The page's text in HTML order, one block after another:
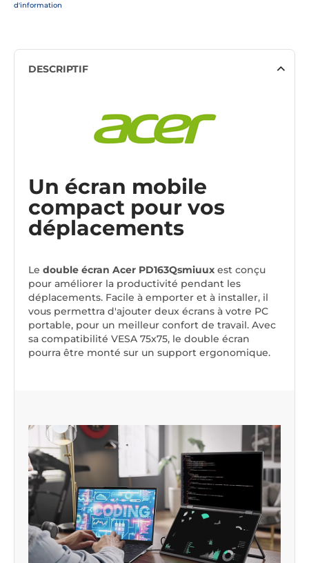
d'information
DESCRIPTIF
Un écran mobile
compact pour vos
déplacements
Le double écran Acer PD163Qsmiuux est conçu
pour améliorer la productivité pendant les
déplacements. Facile à emporter et à installer, il
vous permettra d'ajouter deux écrans à votre PC
portable, pour un meilleur confort de travail. Avec
sa compatibilité VESA 75x75, le double écran
pourra être monté sur un support ergonomique.